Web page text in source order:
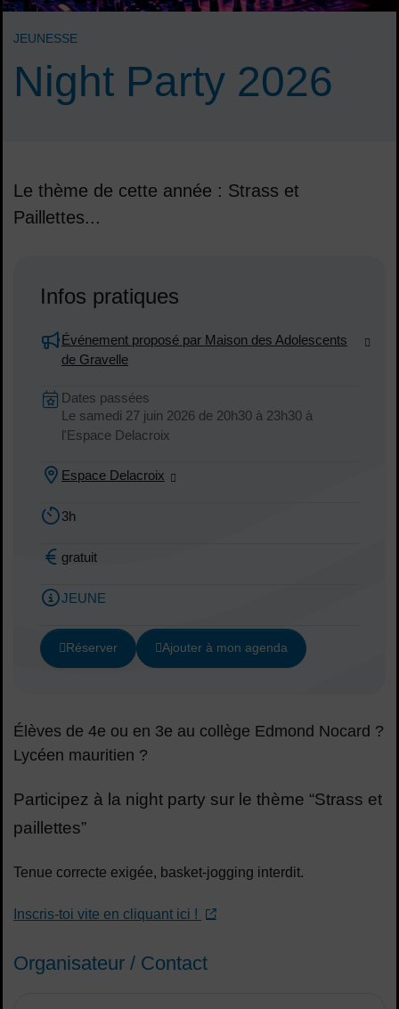
Night Party 2026
JEUNESSE
Le thème de cette année : Strass et
Paillettes...
Infos pratiques
Événement proposé par Maison des Adolescents
de Gravelle
Dates :
Dates en cours
Dates passées
Le samedi 27 juin 2026 de 20h30 à 23h30 à
l'Espace Delacroix
Lieu :
Espace Delacroix
Durée :
3h
Tarif :
gratuit
Public concerné :
JEUNE
Réserver Ajouter à mon agenda
Élèves de 4e ou en 3e au collège Edmond Nocard ?
Lycéen mauritien ?
Participez à la night party sur le thème “Strass et
paillettes”
Tenue correcte exigée, basket-jogging interdit.
Inscris-toi vite en cliquant ici !
Organisateur / Contact